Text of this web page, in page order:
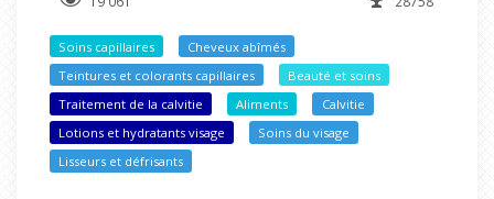
Soins capillaires
Cheveux abîmés
Teintures et colorants capillaires
Beauté et soins
Traitement de la calvitie
Aliments
Calvitie
Lotions et hydratants visage
Soins du visage
Lisseurs et défrisants